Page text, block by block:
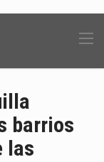
barrios
las